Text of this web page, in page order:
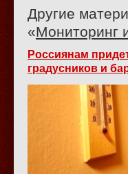
Другие
«Мониторинг
Россиянам
градусников и